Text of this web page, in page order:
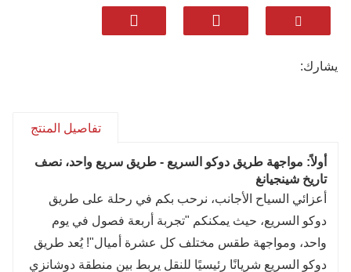
الوحدة العرقية المرتبطة بالثقافة!
القيادة على طريق دوكو: دع الريح تأخذك لسماع
المراعي، ودع الضوء يرشدك لاستكشاف عمق
هنا يكمن نضارة زهور الربيع المنعكسة على الثلوج،
وروعة غابات الخريف المكسوة بالألوان، وعظمة
قمم الشتاء المغطاة بالفضة - يحمل طريق دوكو كل
سحر الفصول الأربعة!
يربط طريق دوكو السريع بين الحياة اليومية في
شمال وجنوب شينجيانغ، ويحمل الطموحات الأصلية
يشارك:
تفاصيل المنتج
أولاً: مواجهة طريق دوكو السريع - طريق سريع واحد، نصف
تاريخ شينجيانغ
أعزائي السياح الأجانب، نرحب بكم في رحلة على طريق
دوكو السريع، حيث يمكنكم "تجربة أربعة فصول في يوم
واحد، ومواجهة طقس مختلف كل عشرة أميال"! يُعد طريق
دوكو السريع شريانًا رئيسيًا للنقل يربط بين منطقة دوشانزي